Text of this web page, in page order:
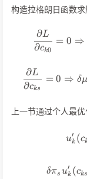
构造拉格朗日函数
∂ck0
∂L
= 0 ⇒
∂cks
∂L
= 0 ⇒ δμ
上一节通过个人最
uk
′ (c
δπs uk
′ (cks